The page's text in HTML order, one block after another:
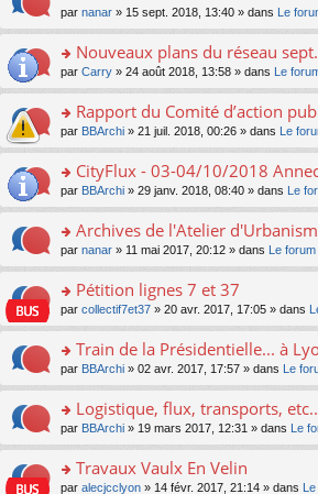
e
nt
u
s
c
e
nt
lu
pl
u
s
c
e
nt
e
n
o
lu
pl
u
s
c
e
nt
s
g
e
n
o
lu
pl
u
s
c
e
nt
le
m
e
s
a
g
e
n
n
lu
le
pl
u
c
e
nt
o
n
ult
er
le
m
e
a
g
e
n
n
le
pl
u
ré
c
e
nt
par nanar » 15 sept. 2018, 13:40 » dans Le
o
n
ult
er
le
m
e
a
g
e
n
n
le
pl
u
ré
c
e
nt
Nouveaux plans du réseau
par Carry » 24 août 2018, 13:58 » dans Le
o
n
ult
er
le
m
e
a
g
e
n
n
le
pl
u
ré
Rapport du Comité d’action
par BBArchi » 21 juil. 2018, 00:26 » dans Le
o
n
ult
er
le
m
e
a
g
e
n
n
le
pl
CityFlux - 03-04/10/2018
par BBArchi » 29 janv. 2018, 08:40 » dans Le
o
n
ult
er
le
m
e
a
g
e
n
Archives de l'Atelier
par nanar » 11 mai 2017, 20:12 » dans Le
o
n
ult
er
le
m
e
a
g
Pétition lignes 7 et 37
par collectif7et37 » 20 avr. 2017, 17:05 » dans
o
n
ult
er
le
m
e
Train de la Présidentielle... à
par BBArchi » 02 avr. 2017, 17:57 » dans Le
o
n
ult
Logistique, flux, transports,
par BBArchi » 19 mars 2017, 12:31 » dans Le
o
Travaux Vaulx En Velin
par alecjcclyon » 14 févr. 2017, 21:14 » dans